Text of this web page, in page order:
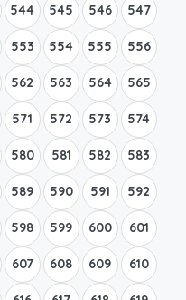
544 545 546 547
553 554 555 556
562 563 564 565
571 572 573 574
580 581 582 583
589 590 591 592
598 599 600 601
607 608 609 610